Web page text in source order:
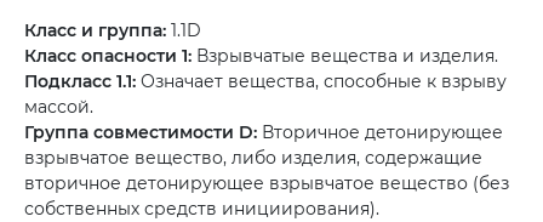
Класс и группа: 1.1D
Класс опасности 1: Взрывчатые вещества и изделия.
Подкласс 1.1: Означает вещества, способные к взрыву
массой.
Группа совместимости D: Вторичное детонирующее
взрывчатое вещество, либо изделия, содержащие
вторичное детонирующее взрывчатое вещество (без
собственных средств инициирования).